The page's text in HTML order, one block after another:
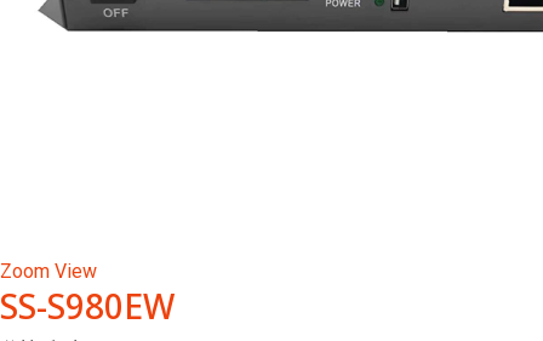
Zoom View
SS-S980EW